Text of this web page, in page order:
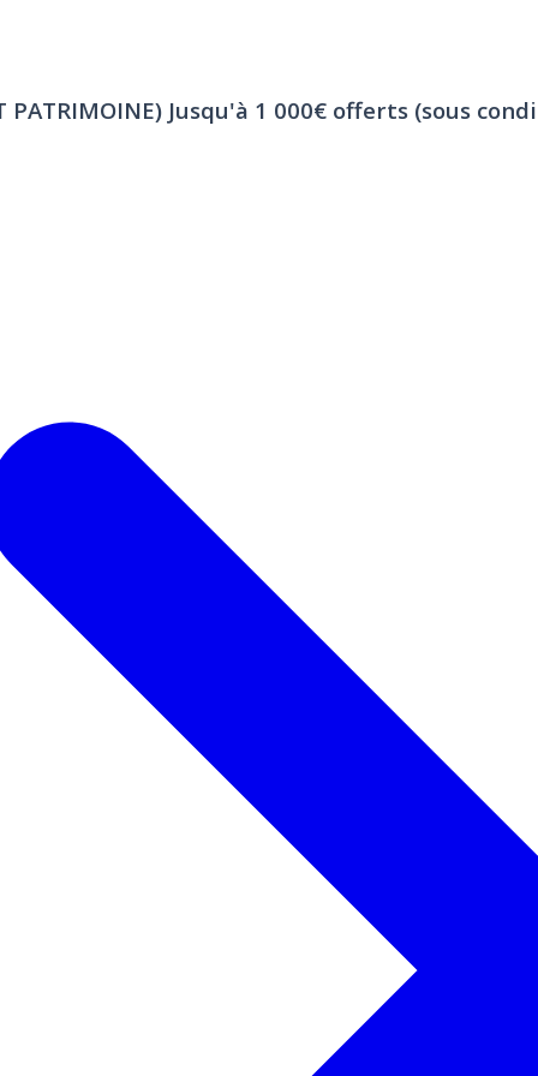
PATRIMOINE) Jusqu'à 1 000€ offerts (sous